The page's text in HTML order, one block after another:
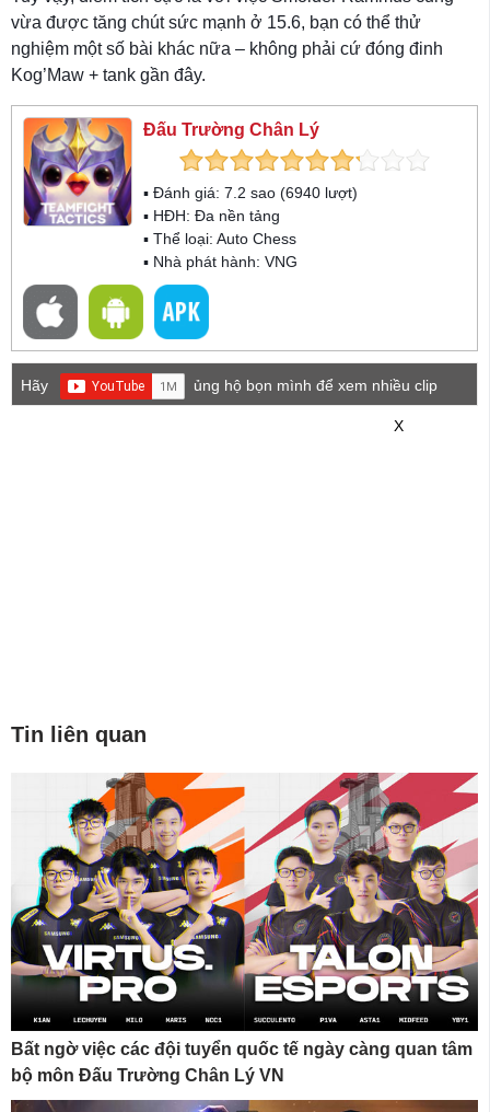
vừa được tăng chút sức mạnh ở 15.6, bạn có thể thử
nghiệm một số bài khác nữa – không phải cứ đóng đinh
Kog’Maw + tank gần đây.
Đấu Trường Chân Lý
▪ Đánh giá: 7.2 sao (6940 lượt)
▪ HĐH: Đa nền tảng
▪ Thể loại: Auto Chess
▪ Nhà phát hành: VNG
Hãy
ủng hộ bọn mình để xem nhiều clip
X
Tin liên quan
Bất ngờ việc các đội tuyển quốc tế ngày càng quan tâm
bộ môn Đấu Trường Chân Lý VN